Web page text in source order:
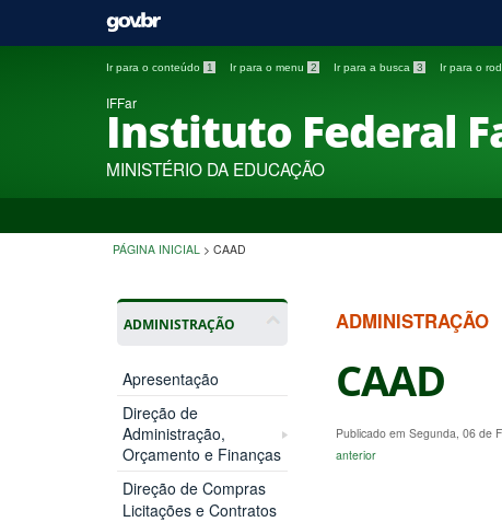
Ir para o conteúdo 1 Ir para o menu 2 Ir para a busca 3 Ir para o
IFFar
Instituto Federal
MINISTÉRIO DA EDUCAÇÃO
PÁGINA INICIAL > CAAD
ADMINISTRAÇÃO
Apresentação
Direção de
Administração,
Orçamento e Finanças
Direção de Compras
Licitações e Contratos
ADMINISTRAÇÃO
CAAD
Publicado em Segunda, 06 de
anterior